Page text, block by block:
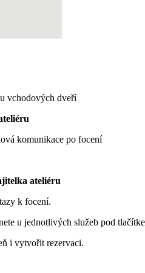
vchodových dveří
komunikace po focení
ateliéru
k focení.
u jednotlivých služeb pod
i vytvořit rezervaci.